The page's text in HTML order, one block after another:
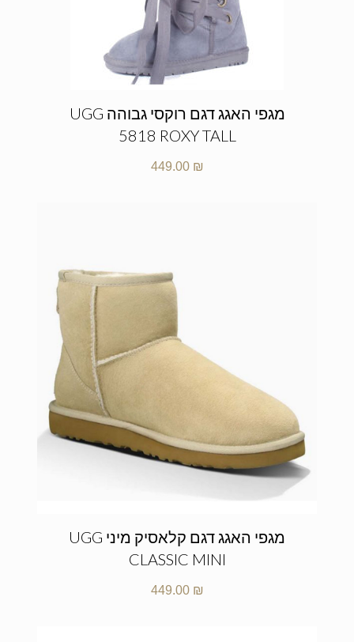
מגפי האגג דגם רוקסי גבוהה UGG
5818 ROXY TALL
449.00 ₪
מגפי האגג דגם קלאסיק מיני UGG
CLASSIC MINI
449.00 ₪